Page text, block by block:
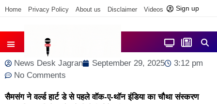
Home Privacy Policy About us Disclaimer Videos Contact us
Sign up
News Desk Jagran September 29, 2025
3:12 pm
No Comments
सैमसंग ने वर्ल्‍ड हार्ट डे से पहले वॉक-ए-थॉन इंडिया का चौथा संस्करण